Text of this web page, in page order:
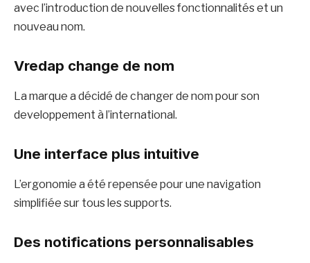
avec l’introduction de nouvelles fonctionnalités et un
nouveau nom.
Vredap change de nom
La marque a décidé de changer de nom pour son
developpement à l’international.
Une interface plus intuitive
L’ergonomie a été repensée pour une navigation
simplifiée sur tous les supports.
Des notifications personnalisables